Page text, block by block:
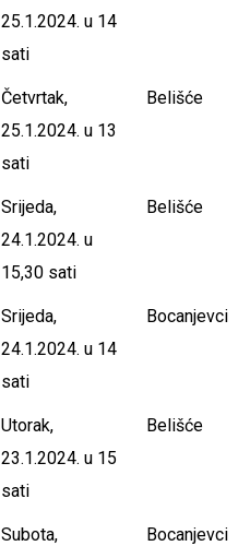
25.1.2024. u 14
sati
Četvrtak,
25.1.2024. u 13
sati
Belišće
Srijeda,
24.1.2024. u
15,30 sati
Belišće
Srijeda,
24.1.2024. u 14
sati
Bocanjevci
Utorak,
23.1.2024. u 15
sati
Belišće
Subota,
Bocanjevci